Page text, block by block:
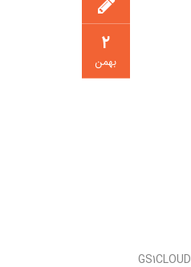
۲
بهمن
طبق آخرین آمار منتشر شده از سوی سازمان جهانی GS1 در ۱۸ ژانویه ۲۰۱۸، ایران در ردیف پانزدهم از ۲۵ شرکت کننده اول در پروژه GS1CLOUD